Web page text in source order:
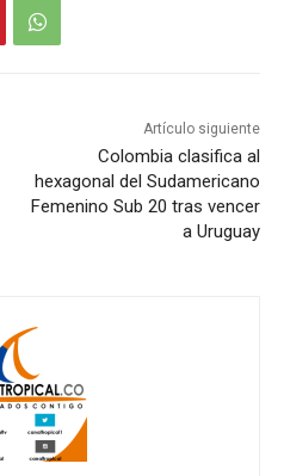
Artículo siguiente
Colombia clasifica al
hexagonal del Sudamericano
Femenino Sub 20 tras vencer
a Uruguay